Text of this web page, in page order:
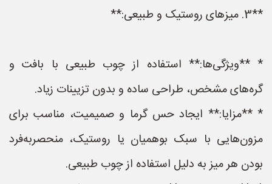
**3. میزهای روستیک و طبیعی:**
* **ویژگی‌ها:** استفاده از چوب طبیعی با بافت و
گره‌های مشخص، طراحی ساده و بدون تزیینات زیاد.
* **مزایا:** ایجاد حس گرما و صمیمیت، مناسب برای
مزون‌هایی با سبک بوهمیان یا روستیک، منحصربه‌فرد
بودن هر میز به دلیل استفاده از چوب طبیعی.